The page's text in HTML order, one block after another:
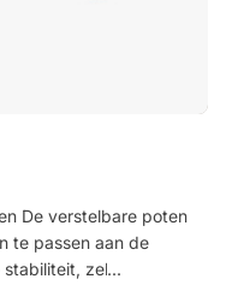
De verstelbare poten
te passen aan de
zelfs op